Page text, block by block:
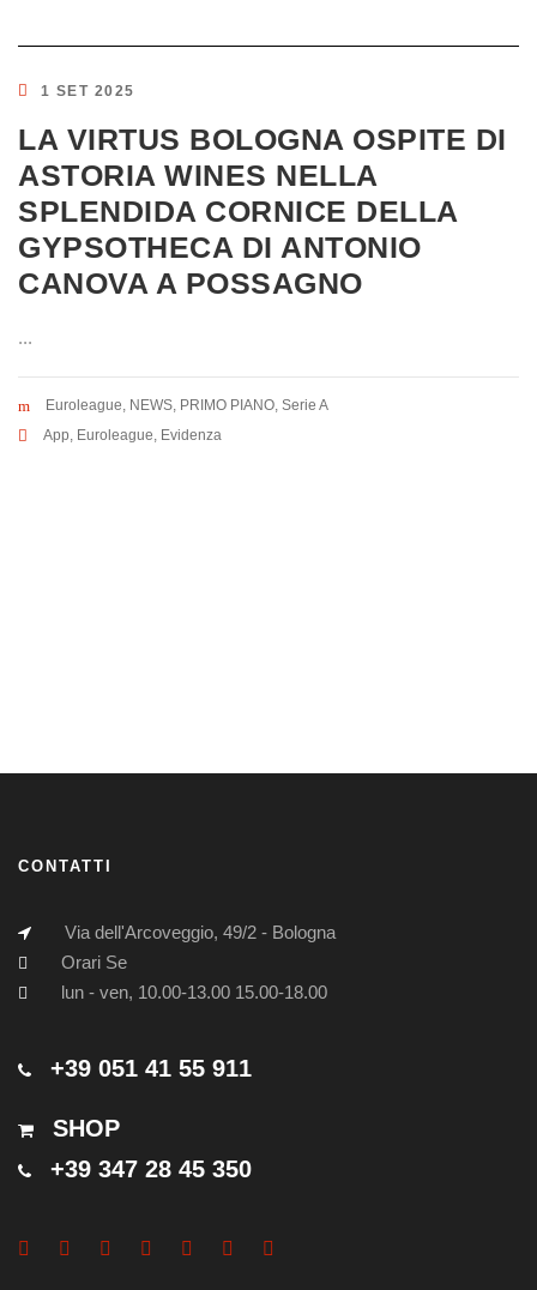
1 SET 2025
LA VIRTUS BOLOGNA OSPITE DI
ASTORIA WINES NELLA
SPLENDIDA CORNICE DELLA
GYPSOTHECA DI ANTONIO
CANOVA A POSSAGNO
...
Euroleague, NEWS, PRIMO PIANO, Serie A
App, Euroleague, Evidenza
CONTATTI
Via dell'Arcoveggio, 49/2 - Bologna
Orari Se
lun - ven, 10.00-13.00 15.00-18.00
+39 051 41 55 911
SHOP
+39 347 28 45 350